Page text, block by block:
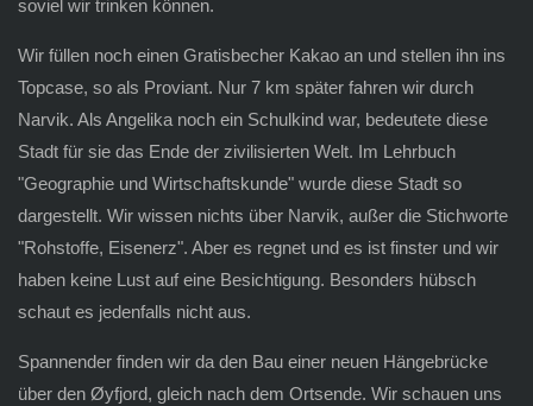
soviel wir trinken können.
Wir füllen noch einen Gratisbecher Kakao an und stellen ihn ins
Topcase, so als Proviant. Nur 7 km später fahren wir durch
Narvik. Als Angelika noch ein Schulkind war, bedeutete diese
Stadt für sie das Ende der zivilisierten Welt. Im Lehrbuch
"Geographie und Wirtschaftskunde" wurde diese Stadt so
dargestellt. Wir wissen nichts über Narvik, außer die Stichworte
"Rohstoffe, Eisenerz". Aber es regnet und es ist finster und wir
haben keine Lust auf eine Besichtigung. Besonders hübsch
schaut es jedenfalls nicht aus.
Spannender finden wir da den Bau einer neuen Hängebrücke
über den Øyfjord, gleich nach dem Ortsende. Wir schauen uns